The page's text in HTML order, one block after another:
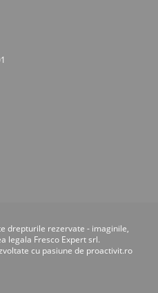
drepturile rezervate - imaginile,
legala Fresco Expert srl.
cu pasiune de proactivit.ro